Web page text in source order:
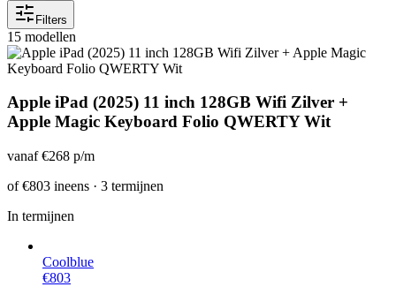
Filters
15 modellen
Apple iPad (2025) 11 inch 128GB Wifi Zilver +
Apple Magic Keyboard Folio QWERTY Wit
vanaf€268 p/m
of€803 ineens · 3 termijnen
In termijnen
Coolblue
€803